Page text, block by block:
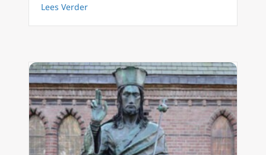
Lees Verderabout Het bezoek van de Schola Cantorum